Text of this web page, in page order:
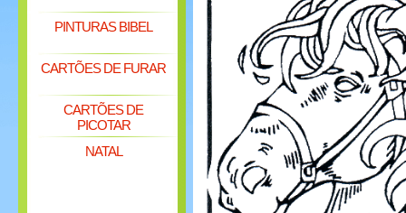
PINTURAS BIBEL
CARTÕES DE FURAR
CARTÕES DE
PICOTAR
NATAL